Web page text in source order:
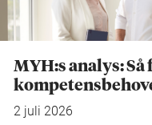
MYH:s analys: Så
2 juli 2026